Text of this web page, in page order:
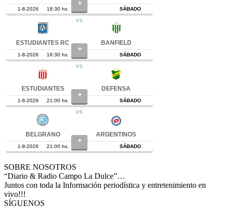
SOBRE NOSOTROS
“Diario & Radio Campo La Dulce”…
Juntos con toda la Información periodística y entretenimiento en
vivo!!!
SÍGUENOS